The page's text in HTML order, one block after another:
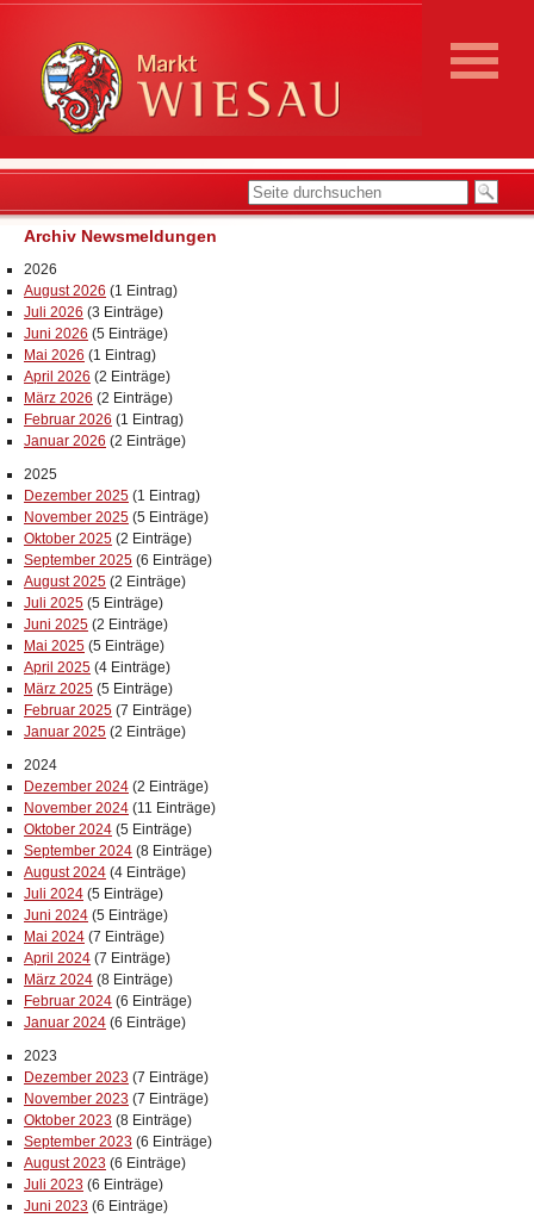
Archiv Newsmeldungen
2026
August 2026 (1 Eintrag)
Juli 2026 (3 Einträge)
Juni 2026 (5 Einträge)
Mai 2026 (1 Eintrag)
April 2026 (2 Einträge)
März 2026 (2 Einträge)
Februar 2026 (1 Eintrag)
Januar 2026 (2 Einträge)
2025
Dezember 2025 (1 Eintrag)
November 2025 (5 Einträge)
Oktober 2025 (2 Einträge)
September 2025 (6 Einträge)
August 2025 (2 Einträge)
Juli 2025 (5 Einträge)
Juni 2025 (2 Einträge)
Mai 2025 (5 Einträge)
April 2025 (4 Einträge)
März 2025 (5 Einträge)
Februar 2025 (7 Einträge)
Januar 2025 (2 Einträge)
2024
Dezember 2024 (2 Einträge)
November 2024 (11 Einträge)
Oktober 2024 (5 Einträge)
September 2024 (8 Einträge)
August 2024 (4 Einträge)
Juli 2024 (5 Einträge)
Juni 2024 (5 Einträge)
Mai 2024 (7 Einträge)
April 2024 (7 Einträge)
März 2024 (8 Einträge)
Februar 2024 (6 Einträge)
Januar 2024 (6 Einträge)
2023
Dezember 2023 (7 Einträge)
November 2023 (7 Einträge)
Oktober 2023 (8 Einträge)
September 2023 (6 Einträge)
August 2023 (6 Einträge)
Juli 2023 (6 Einträge)
Juni 2023 (6 Einträge)